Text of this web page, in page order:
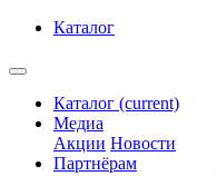
Каталог
Каталог (current)
Медиа
Акции Новости
Партнёрам